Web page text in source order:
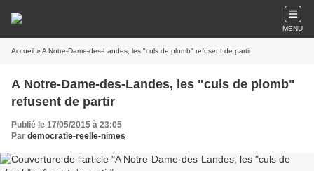
MENU
Accueil » A Notre-Dame-des-Landes, les "culs de plomb" refusent de partir
A Notre-Dame-des-Landes, les "culs de plomb"
refusent de partir
Publié le 17/05/2015 à 23:05
Par democratie-reelle-nimes